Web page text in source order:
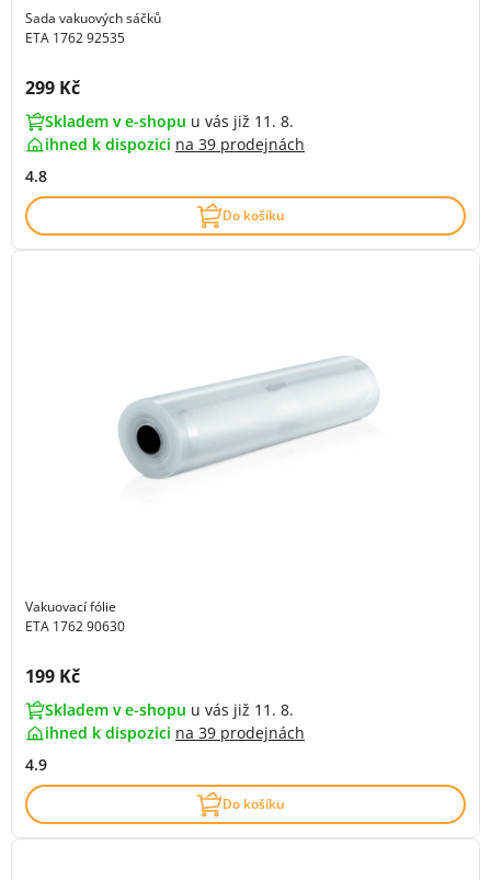
Sada vakuových sáčků
ETA 1762 92535
Cena s DPH:
299 Kč
Skladem v e-shopu u vás již 11. 8.
ihned k dispozici na 39 prodejnách
4.8
Do košíku
Vakuovací fólie
ETA 1762 90630
Cena s DPH:
199 Kč
Skladem v e-shopu u vás již 11. 8.
ihned k dispozici na 39 prodejnách
4.9
Do košíku